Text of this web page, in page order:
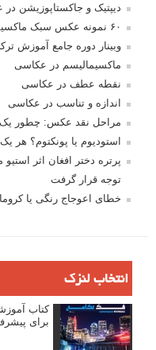
دیپتیک و جاکستا‌پوزیشن
۶۰ نمونه عکس سبک ماکسیمالیسم
وبینار دوره جامع آموزش
ماکسیمالیسم در عکاسی
نقطه عطف در عکاسی
اندازه و تناسب در عکاسی
مراحل نقد عکس: چطور یک
استودیوم یا پونکتوم؟ هر
پرتره دختر افغان اثر
توجه قرار گرفت
خطای اعوجاج رنگی یا
انتخاب لنزک
کتاب
برای